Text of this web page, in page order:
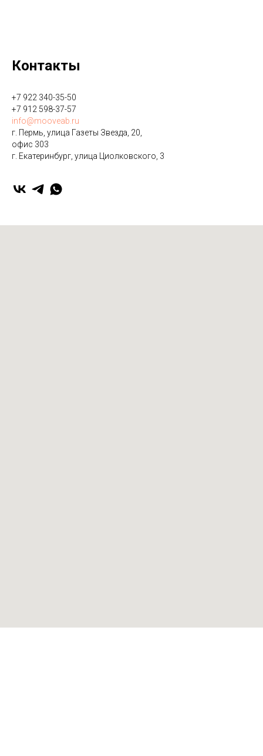
Контакты
+7 922 340-35-50
+7 912 598-37-57
info@mooveab.ru
г. Пермь, улица Газеты Звезда, 20,
офис 303
г. Екатеринбург, улица ​Циолковского, 3